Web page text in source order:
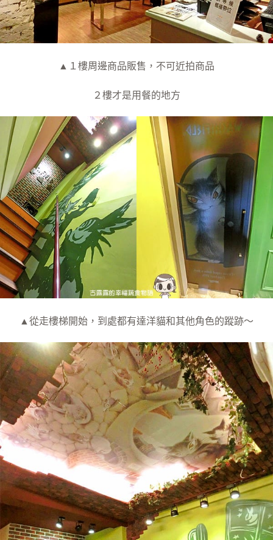
▲１樓周邊商品販售，不可近拍商品
２樓才是用餐的地方
▲從走樓梯開始，到處都有達洋貓和其他角色的蹤跡～